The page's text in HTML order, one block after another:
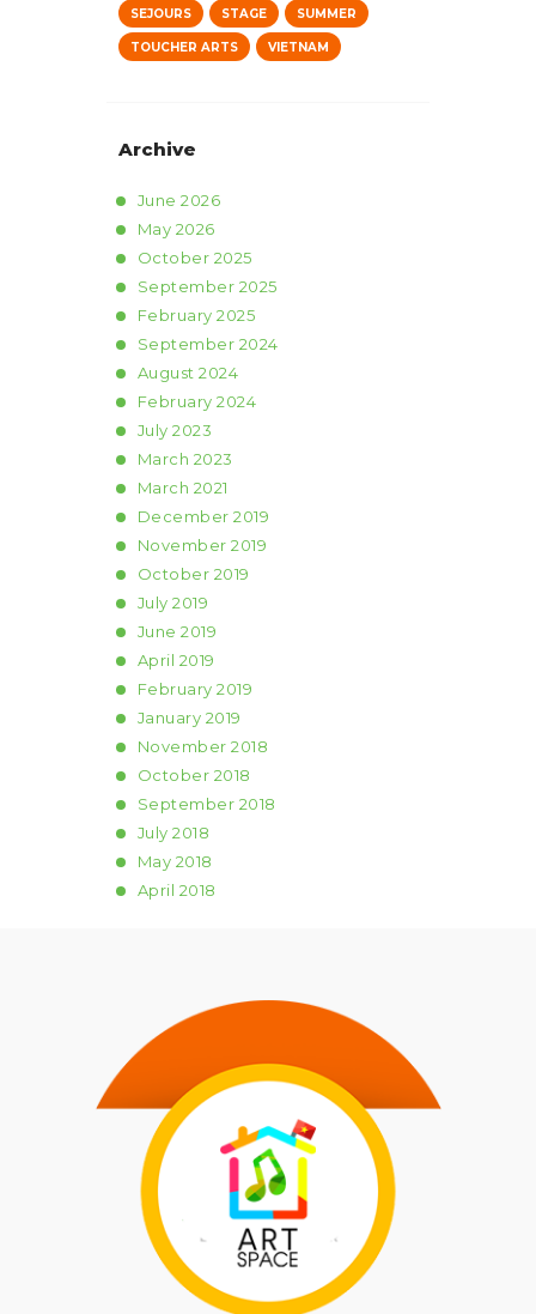
SEJOURS STAGE SUMMER
TOUCHER ARTS VIETNAM
Archive
June2026
May 2026
October 2025
September 2025
February2025
September 2024
August2024
February2024
July2023
March 2023
March 2021
December2019
November2019
October 2019
July2019
June2019
April 2019
February2019
January 2019
November2018
October 2018
September 2018
July2018
May 2018
April 2018